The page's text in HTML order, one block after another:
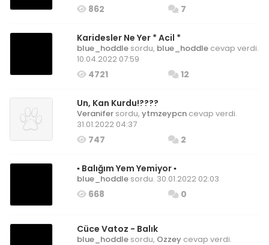
7
862
Karidesler Ne Yer * Acil *
blue_hoddlesordu, blue_hoddlecevap verdi.
10.04.2022 07:59
12
4721
Un, Kan Kurdu!????
Veranifersordu, ytmzeypcncevap verdi.
31.01.2022 04:37
2
747
▪ Balığım Yem Yemiyor ▪
blue_hoddlesordu. 30.01.2022 02:03
0
668
Cüce Vatoz - Balık
blue_hoddlesordu, Ozzeycevap verdi.